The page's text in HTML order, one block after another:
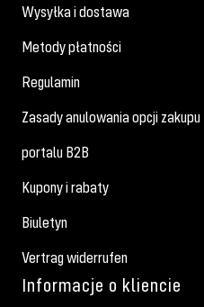
Wysyłka i dostawa
Metody płatności
Regulamin
Zasady anulowania opcji zakupu
portalu B2B
Kupony i rabaty
Biuletyn
Vertrag widerrufen
Informacje o kliencie